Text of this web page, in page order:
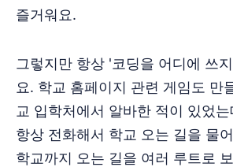
즐거워요.
그렇지만 항상 '코딩을 어디에 쓰
요. 학교 홈페이지 관련 게임도 만
교 입학처에서 알바한 적이 있었
항상 전화해서 학교 오는 길을 물
학교까지 오는 길을 여러 루트로